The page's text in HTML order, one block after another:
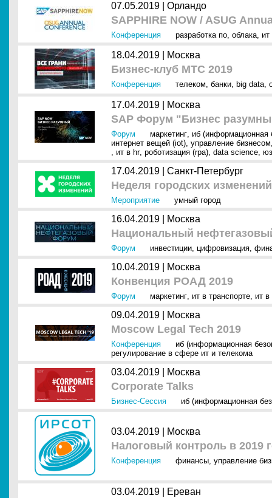
07.05.2019 | Орландо
SAPPHIRE NOW / ASUG
Конференция разработка по, облака, ит
18.04.2019 | Москва
Бизнес-клуб МТС 2019
Конференция телеком, банки, big data,
17.04.2019 | Москва
SAP Форум "Бизнес
Форум маркетинг, иб (информационная
интернет вещей (iot), управление бизнесом
, ит в hr, роботизация (rpa), data science,
17.04.2019 | Санкт-Петербург
Неделя городских
Мероприятие умный город
16.04.2019 | Москва
Национальный
Форум инвестиции, цифровизация,
10.04.2019 | Москва
Конвенция РОАД 2019
Форум маркетинг, ит в транспорте, ит в
09.04.2019 | Москва
Moscow Legal Tech 2019
Конференция
иб (информационная
регулирование в сфере ит и телекома
03.04.2019 | Москва
Corporate Talks
Бизнес-Сессия иб (информационная
03.04.2019 | Москва
Налоговый контроль в 2019
Конференция финансы, управление
03.04.2019 | Ереван